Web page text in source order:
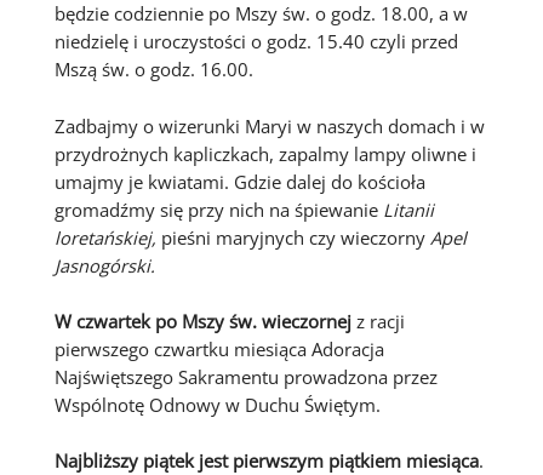
będzie codziennie po Mszy św. o godz. 18.00, a w
niedzielę i uroczystości o godz. 15.40 czyli przed
Mszą św. o godz. 16.00.
Zadbajmy o wizerunki Maryi w naszych domach i w
przydrożnych kapliczkach, zapalmy lampy oliwne i
umajmy je kwiatami. Gdzie dalej do kościoła
gromadźmy się przy nich na śpiewanie Litanii
loretańskiej, pieśni maryjnych czy wieczorny Apel
Jasnogórski.
W czwartek po Mszy św. wieczornejz racji
pierwszego czwartku miesiąca Adoracja
Najświętszego Sakramentu prowadzona przez
Wspólnotę Odnowy w Duchu Świętym.
Najbliższy piątek jest pierwszym piątkiem miesiąca.